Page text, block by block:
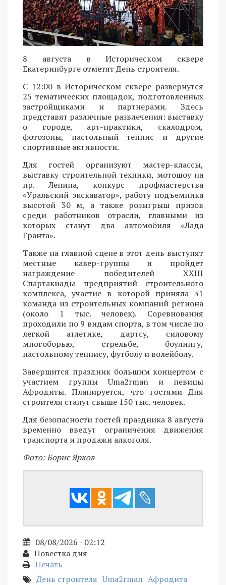
8 августа в Историческом сквере
Екатеринбурге отметят День строителя.
С 12:00 в Историческом сквере развернутся
25 тематических площадок, подготовленных
застройщиками и партнерами. Здесь
представят различные развлечения: выставку
о городе, арт-практики, скалодром,
фотозоны, настольный теннис и другие
спортивные активности.
Для гостей организуют мастер-классы,
выставку строительной техники, мотошоу на
пр. Ленина, конкурс профмастерства
«Уральский экскаватор», работу подъемника
высотой 30 м, а также розыгрыш призов
среди работников отрасли, главными из
которых станут два автомобиля «Лада
Гранта».
Также на главной сцене в этот день выступят
местные кавер-группы и пройдет
награждение победителей XXIII
Спартакиады предприятий строительного
комплекса, участие в которой приняла 31
команда из строительных компаний региона
(около 1 тыс. человек). Соревнования
проходили по 9 видам спорта, в том числе по
легкой атлетике, дартсу, силовому
многоборью, стрельбе, боулингу,
настольному теннису, футболу и волейболу.
Завершится праздник большим концертом с
участием группы Uma2rman и певицы
Афродиты. Планируется, что гостями Дня
строителя станут свыше 150 тыс. человек.
Для безопасности гостей праздника 8 августа
временно введут ограничения движения
транспорта и продажи алкоголя.
Фото: Борис Ярков
08/08/2026 - 02:12
Повестка дня
Печать
День строителя Uma2rman Афродита